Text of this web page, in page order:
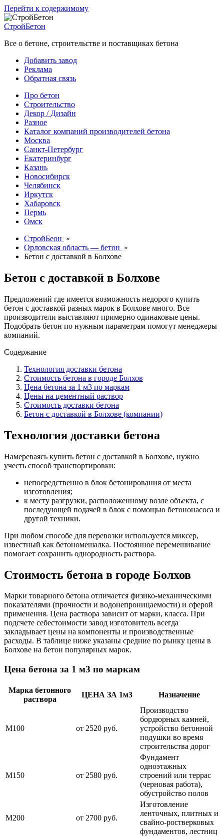
Перейти к содержимому
СтройБетон
Все о бетоне, строительстве и поставщиках бетона
Добавить завод
Реклама
Обратная связь
Про бетон
Строительство
Декор / Дизайн
Разное
Каталог компаний производителей бетона
Москва
Санкт-Петербург
Екатеринбург
Казань
Новосибирск
Челябинск
Иркутск
Хабаровск
Пермь
Омск
СтройБеон »
Орловская область — бетон »
Бетон с доставкой в Болхове
Бетон с доставкой в Болхове
Предложений где имеется возможность недорого купить
бетон с доставкой разных марок в Болхове много. Все
производители выставляют примерно одинаковые цены.
Подобрать бетон по нужным параметрам помогут менеджеры
компаний.
Содержание
Технология доставки бетона
Стоимость бетона в городе Болхов
Цена бетона за 1 м3 по маркам
Цены на цементный раствор
Стоимость доставки бетона
Бетон с доставкой в Болхове (компании)
Технология доставки бетона
Намереваясь купить бетон с доставкой в Болхове, нужно
учесть способ транспортировки:
непосредственно в блок бетонирования от места
изготовления;
к месту разгрузки, расположенному возле объекта, с
последующей подачей в блок с помощью бетононасоса и
другой техники.
При любом способе для перевозки используется миксер,
известный как бетономешалка. Постоянное перемешивание
помогает сохранить однородность раствора.
Стоимость бетона в городе Болхов
Марки товарного бетона отличается физико-механическими
показателями (прочности и водонепроницаемости) и сферой
применения. Цена раствора зависит от марки, класса. При
подсчете себестоимости завод изготовитель всегда
закладывает цены на компоненты и производственные
расходы. В таблице ниже указаны средние по рынку цены в
Болхове на бетон популярных марок.
Цена бетона за 1 м3 по маркам
Марка бетонного
раствора
ЦЕНА ЗА 1м3 Назначение
М100 от 2520 руб.
Производство
бордюрных камней,
устройство бетонной
подушки во время
строительства дорог
М150 от 2580 руб.
Фундамент
одноэтажных
строений или террас
(черновая работа),
обустройство полов
М200 от 2700 руб.
Изготовление
ленточных, плитных и
свайно-ростверковых
фундаментов, лестниц